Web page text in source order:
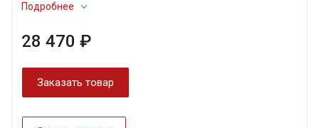
Подробнее
28 470 ₽
Заказать товар